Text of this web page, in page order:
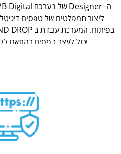
ליצור תמפלטים של טפסים
יכול לעצב טפסים בהתאם